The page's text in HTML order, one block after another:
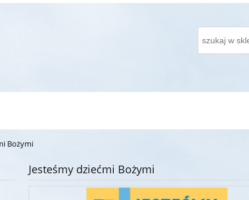
Bożymi
Jesteśmy dziećmi Bożymi